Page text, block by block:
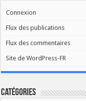
Connexion
Flux des publications
Flux des commentaires
Site de WordPress-FR
Catégories